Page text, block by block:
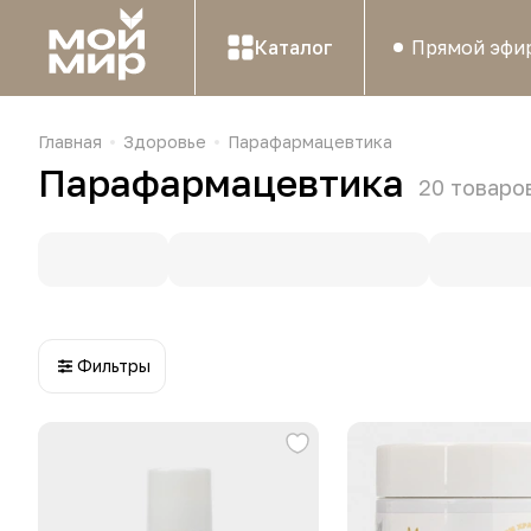
Каталог Прямой
Главная Здоровье Парафармацевтика
Парафармацевтика 20
Фильтры